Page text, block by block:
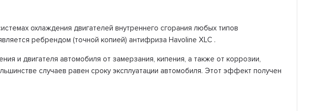
охлаждения двигателей внутреннего сгорания любых типов
ребрендом (точной копией) антифриза Havoline XLС .
и двигателя автомобиля от замерзания, кипения, а также от коррозии,
случаев равен сроку эксплуатации автомобиля. Этот эффект получен